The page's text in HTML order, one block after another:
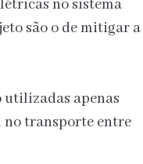
no sistema
são o de mitigar a
utilizadas apenas
no transporte entre